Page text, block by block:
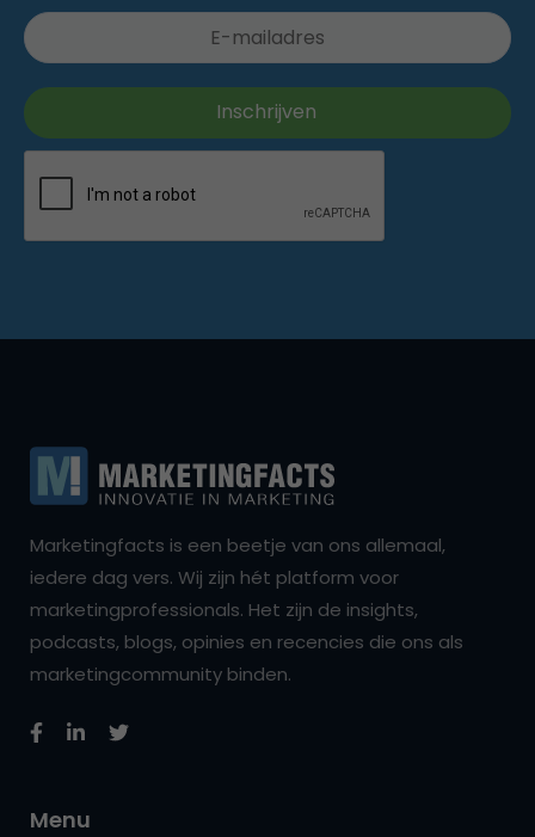
Marketingfacts is een beetje van ons allemaal,
iedere dag vers. Wij zijn hét platform voor
marketingprofessionals. Het zijn de insights,
podcasts, blogs, opinies en recencies die ons als
marketingcommunity binden.
Menu